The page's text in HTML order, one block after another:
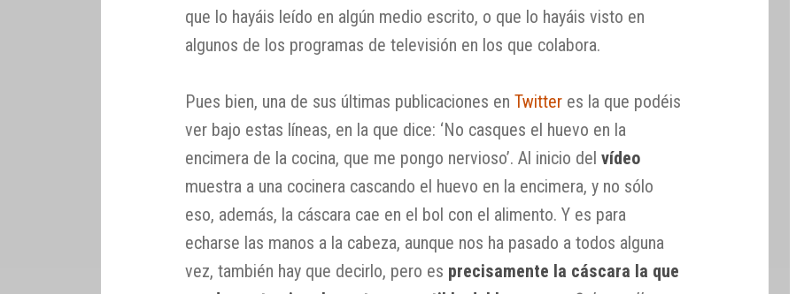
que lo hayáis leído en algún medio escrito, o que lo hayáis visto en
algunos de los programas de televisión en los que colabora.
Pues bien, una de sus últimas publicaciones enTwitter es la que podéis
ver bajo estas líneas, en la que dice: ‘No casques el huevo en la
encimera de la cocina, que me pongo nervioso’. Al inicio delvídeo
muestra a una cocinera cascando el huevo en la encimera, y no sólo
eso, además, la cáscara cae en el bol con el alimento. Y es para
echarse las manos a la cabeza, aunque nos ha pasado a todos alguna
vez, también hay que decirlo, pero es precisamente la cáscara la que